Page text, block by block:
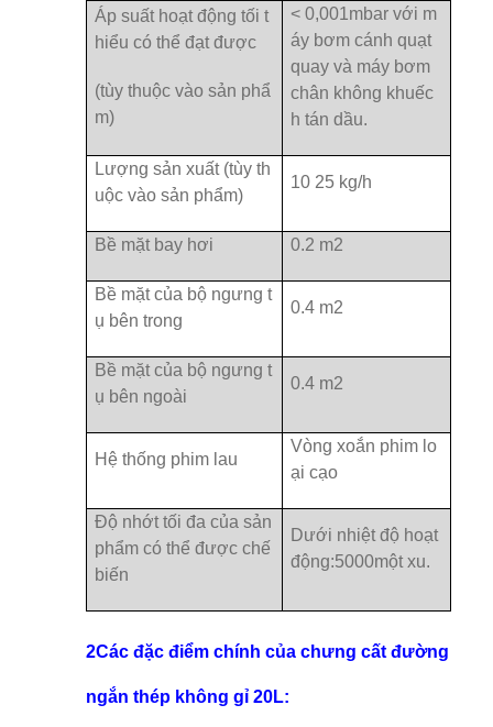
Áp suất hoạt động tối t
hiểu có thể đạt được
(tùy thuộc vào sản phẩ
m)
< 0,001mbar với m
áy bơm cánh quạt
quay và máy bơm
chân không khuếc
h tán dầu.
Lượng sản xuất (tùy th
uộc vào sản phẩm)
10 25 kg/h
Bề mặt bay hơi 0.2 m2
Bề mặt của bộ ngưng t
ụ bên trong
0.4 m2
Bề mặt của bộ ngưng t
ụ bên ngoài
0.4 m2
Hệ thống phim lau
Vòng xoắn phim lo
ại cạo
Độ nhớt tối đa của sản
phẩm có thể được chế
biến
Dưới nhiệt độ hoạt
động:5000một xu.
2Các đặc điểm chính của chưng cất đường
ngắn thép không gỉ 20L: